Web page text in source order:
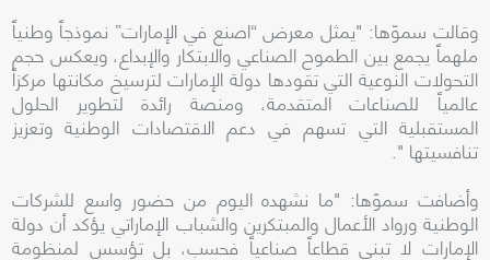
وقالت سموّها: "يمثل معرض “اصنع في الإمارات” نموذجاً وطنياً
ملهماً يجمع بين الطموح الصناعي والابتكار والإبداع، ويعكس حجم
التحولات النوعية التي تقودها دولة الإمارات لترسيخ مكانتها مركزاً
عالمياً للصناعات المتقدمة، ومنصة رائدة لتطوير الحلول
المستقبلية التي تسهم في دعم الاقتصادات الوطنية وتعزيز
تنافسيتها ".
وأضافت سموّها: "ما نشهده اليوم من حضور واسع للشركات
الوطنية ورواد الأعمال والمبتكرين والشباب الإماراتي يؤكد أن دولة
الإمارات لا تبني قطاعاً صناعياً فحسب، بل تؤسس لمنظومة